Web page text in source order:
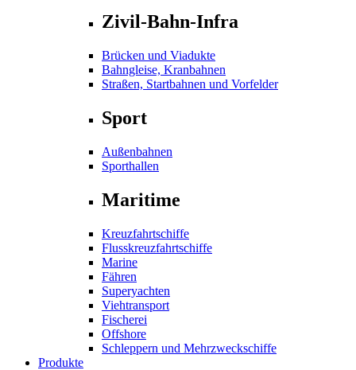
Zivil-Bahn-Infra
Brücken und Viadukte
Bahngleise, Kranbahnen
Straßen, Startbahnen und Vorfelder
Sport
Außenbahnen
Sporthallen
Maritime
Kreuzfahrtschiffe
Flusskreuzfahrtschiffe
Marine
Fähren
Superyachten
Viehtransport
Fischerei
Offshore
Schleppern und Mehrzweckschiffe
Produkte